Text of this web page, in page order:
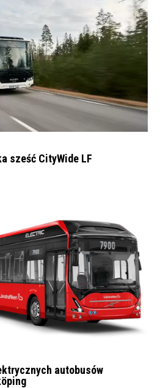
sześć CityWide LF
autobusów